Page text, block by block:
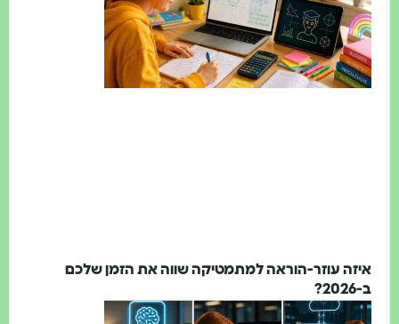
איזה עוזר-הוראה למתמטיקה שווה את הזמן שלכם